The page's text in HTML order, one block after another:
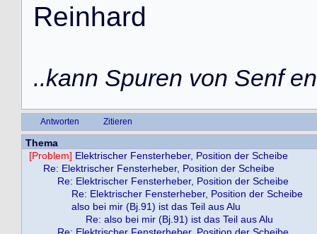
Reinhard
..kann Spuren von Senf
Antworten Zitieren
Thema
[Problem] Elektrischer Fensterheber, Position der Scheibe
Re: Elektrischer Fensterheber, Position der Scheibe
Re: Elektrischer Fensterheber, Position der Scheibe
Re: Elektrischer Fensterheber, Position der Scheibe
also bei mir (Bj.91) ist das Teil aus Alu
Re: also bei mir (Bj.91) ist das Teil aus Alu